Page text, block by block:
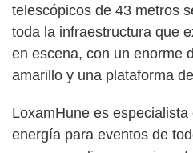
telescópicos de 43 metros
toda la infraestructura que
en escena, con un enorme
amarillo y una plataforma
LoxamHune es
energía para eventos de